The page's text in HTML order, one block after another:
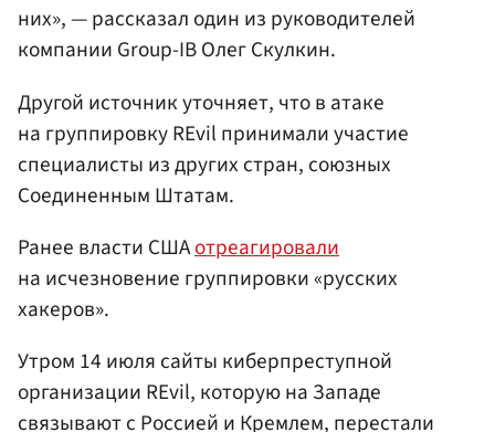
них», — рассказал один из руководителей
компании Group-IB Олег Скулкин.
Другой источник уточняет, что в атаке
на группировку REvil принимали участие
специалисты из других стран, союзных
Соединенным Штатам.
Ранее власти СШАотреагировали
на исчезновение группировки «русских
хакеров».
Утром 14 июля сайты киберпреступной
организации REvil, которую на Западе
связывают с Россией и Кремлем, перестали